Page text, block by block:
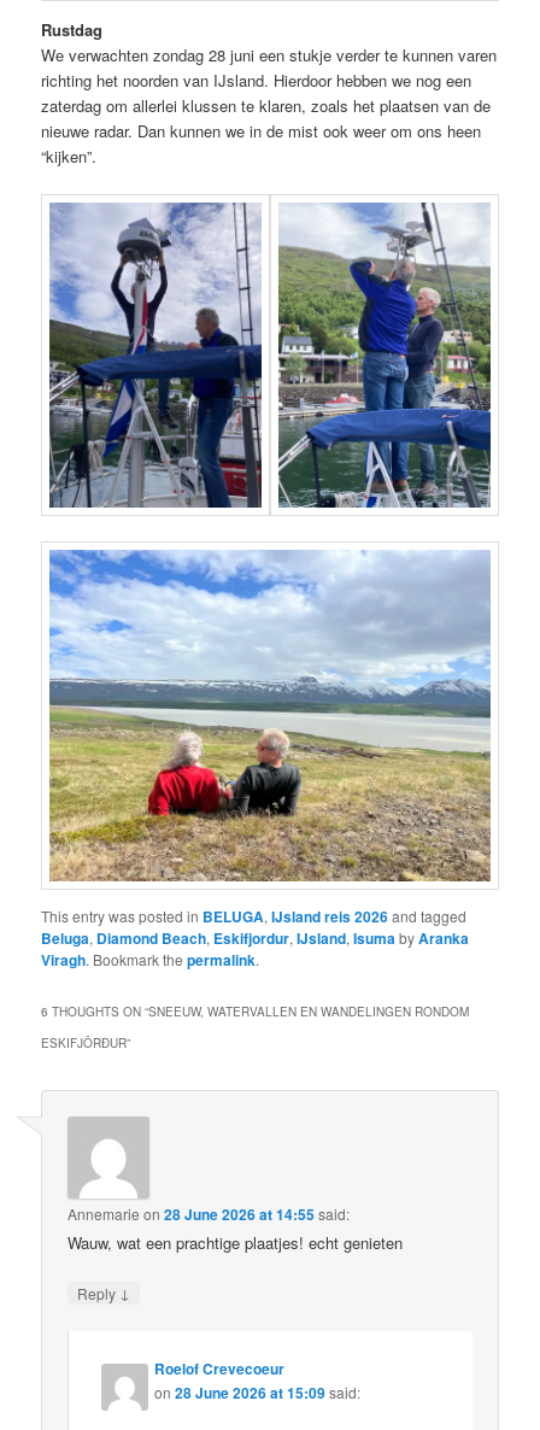
Rustdag
We verwachten zondag 28 juni een stukje verder te kunnen varen
richting het noorden van IJsland. Hierdoor hebben we nog een
zaterdag om allerlei klussen te klaren, zoals het plaatsen van de
nieuwe radar. Dan kunnen we in de mist ook weer om ons heen
“kijken”.
This entry was posted in BELUGA,IJsland reis 2026and tagged
Beluga, Diamond Beach, Eskifjordur,IJsland,IsumabyAranka
Viragh. Bookmark thepermalink.
6 THOUGHTS ON “SNEEUW, WATERVALLEN EN WANDELINGEN RONDOM
ESKIFJÖRÐUR”
Annemarie on28 June 2026 at 14:55said:
Wauw, wat een prachtige plaatjes! echt genieten
Reply ↓
Roelof Crevecoeur
on28 June 2026 at 15:09said: